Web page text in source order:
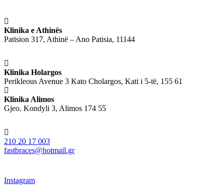
Klinika e Athinës
Patision 317, Athinë – Ano Patisia, 11144
Klinika Holargos
Perikleous Avenue 3 Kato Cholargos, Kati i 5-të, 155 61
Klinika Alimos
Gjeo. Kondyli 3, Alimos 174 55
210 20 17 003
fastbraces@hotmail.gr
Instagram